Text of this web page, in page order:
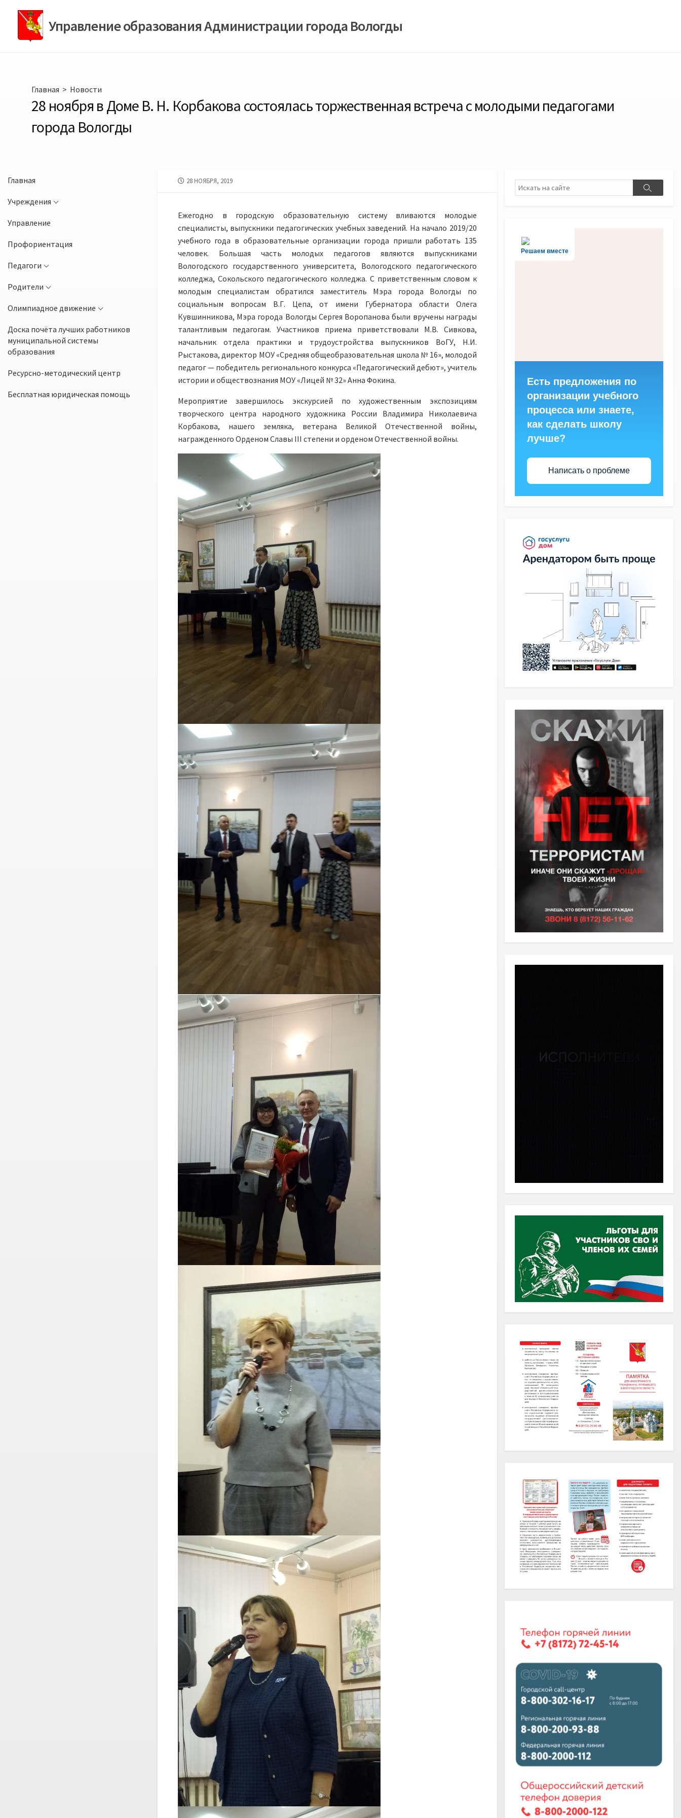
содержимомуУправление образования Администрации города Вологды
Главная > Новости
28 ноября в Доме В. Н. Корбакова состоялась торжественная встреча с молодыми педагогами
города Вологды
Главная
Учреждения
Управление
Профориентация
Педагоги
Родители
Олимпиадное движение
Доска почёта лучших работников
муниципальной системы
образования
Ресурсно-методический центр
Бесплатная юридическая помощь
ДАТА
28 НОЯБРЯ, 2019
Ежегодно в городскую образовательную систему вливаются молодые
специалисты, выпускники педагогических учебных заведений. На начало 2019/20
учебного года в образовательные организации города пришли работать 135
человек. Большая часть молодых педагогов являются выпускниками
Вологодского государственного университета, Вологодского педагогического
колледжа, Сокольского педагогического колледжа. С приветственным словом к
молодым специалистам обратился заместитель Мэра города Вологды по
социальным вопросам В.Г. Цепа, от имени Губернатора области Олега
Кувшинникова, Мэра города Вологды Сергея Воропанова были вручены награды
талантливым педагогам. Участников приема приветствовали М.В. Сивкова,
начальник отдела практики и трудоустройства выпускников ВоГУ, Н.И.
Рыстакова, директор МОУ «Средняя общеобразовательная школа № 16», молодой
педагог — победитель регионального конкурса «Педагогический дебют», учитель
истории и обществознания МОУ «Лицей № 32» Анна Фокина.
Мероприятие завершилось экскурсией по художественным экспозициям
творческого центра народного художника России Владимира Николаевича
Корбакова, нашего земляка, ветерана Великой Отечественной войны,
награжденного Орденом Славы III степени и орденом Отечественной войны.
Поиск
Поиск
Решаем вместе
Есть предложения по
организации учебного
процесса или знаете,
как сделать школу
лучше?
Написать о проблеме